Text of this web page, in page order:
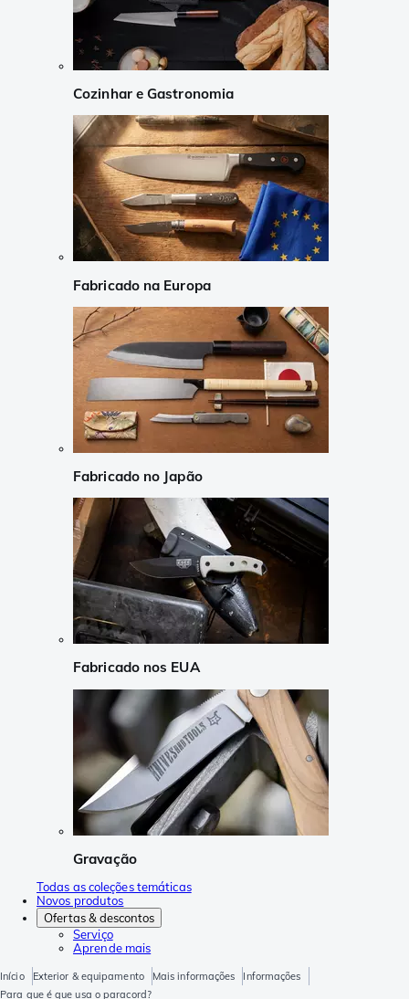
Cozinhar e Gastronomia
Fabricado na Europa
Fabricado no Japão
Fabricado nos EUA
Gravação
Todas as coleções temáticas
Novos produtos
Ofertas & descontos
Serviço
Aprende mais
Início Exterior & equipamento Mais informações
Informações
Para que é que usa o paracord?